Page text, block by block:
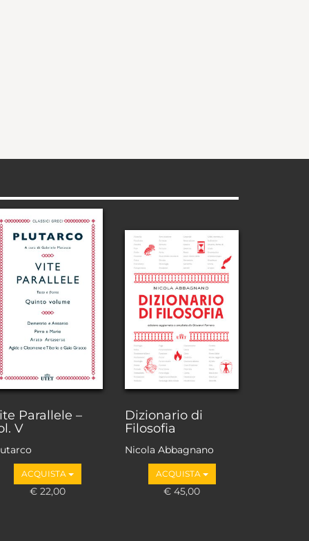
Parallele –
V
ACQUISTA
€ 22,00
Dizionario di
Filosofia
Nicola Abbagnano
ACQUISTA
€ 45,00